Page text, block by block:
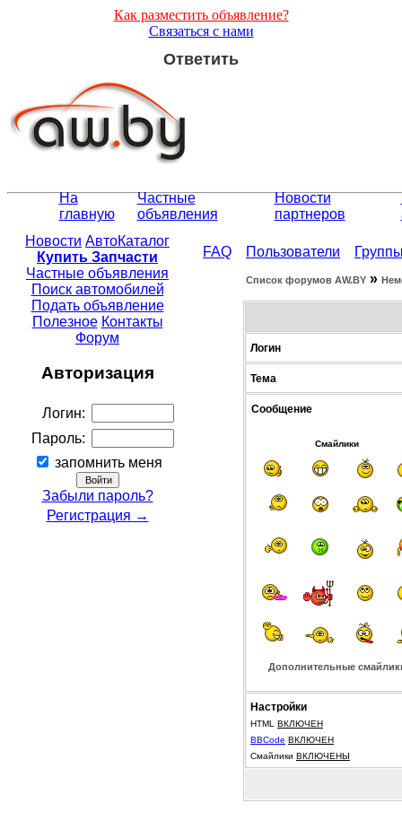
Как разместить объявление?
Связаться с нами
Ответить
На
главную
Частные
объявления
Новости
партнеров
Новости АвтоКаталог
Купить Запчасти
Частные объявления
Поиск автомобилей
Подать объявление
Полезное Контакты
Форум
Авторизация
Логин:
Пароль:
запомнить меня
Забыли пароль?
Регистрация →
FAQ Пользователи
Список форумов АW.BY »
Логин
Тема
Сообщение
Смайлики
Дополнительные
Настройки
HTML ВКЛЮЧЕН
BBCode ВКЛЮЧЕН
Смайлики ВКЛЮЧЕНЫ